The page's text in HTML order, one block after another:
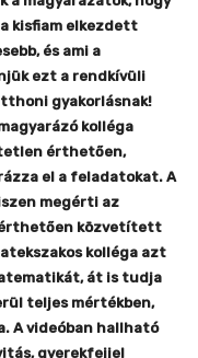
kisfiam elkezdett
és ami a
ezt a rendkívüli
gyakorlásnak!
kolléga
érthetően,
el a feladatokat. A
megérti az
érthetően közvetített
kolléga azt
át is tudja
teljes mértékben,
A videóban hallható
gyerekfejjel